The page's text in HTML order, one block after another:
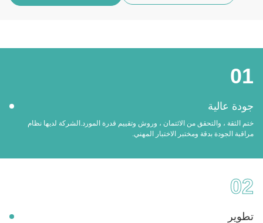
01
جودة عالية
ختم الثقة ، والتحقق من الائتمان ، وروش وتقييم قدرة المورد.الشركة لديها نظام
مراقبة الجودة بدقة ومختبر الاختبار المهني.
02
تطوير